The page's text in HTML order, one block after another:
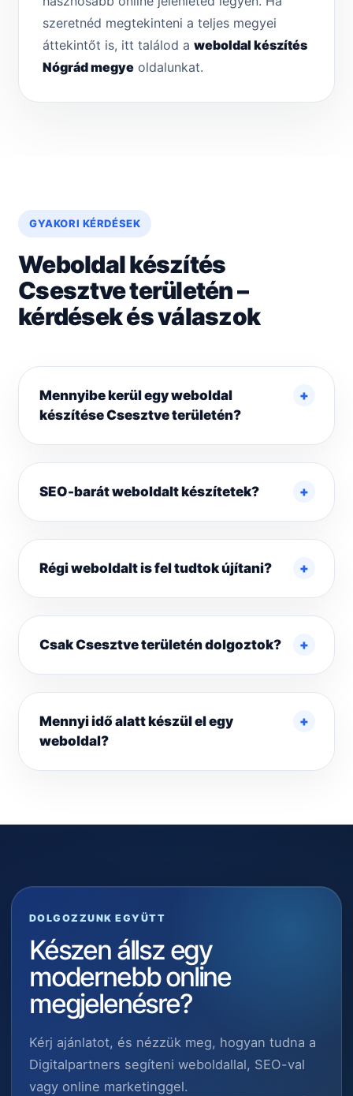
szeretnéd megtekinteni a teljes megyei
áttekintőt is, itt találod a weboldal készítés
Nógrád megye oldalunkat.
GYAKORI KÉRDÉSEK
Weboldal készítés
Csesztve területén –
kérdések és válaszok
Mennyibe kerül egy weboldal
készítése Csesztve területén?
SEO-barát weboldalt készítetek?
Régi weboldalt is fel tudtok újítani?
Csak Csesztve területén dolgoztok?
Mennyi idő alatt készül el egy
weboldal?
DOLGOZZUNK EGYÜTT
Készen állsz egy
modernebb online
megjelenésre?
Kérj ajánlatot, és nézzük meg, hogyan tudna a
Digitalpartners segíteni weboldallal, SEO-val
vagy online marketinggel.